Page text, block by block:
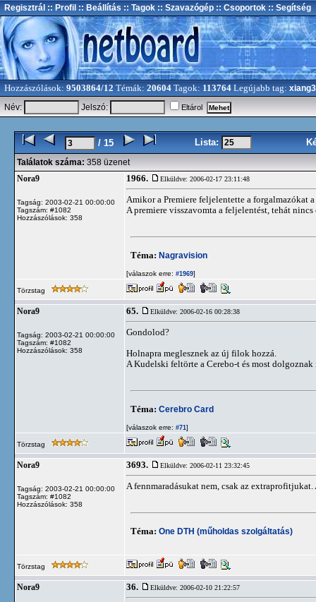
Regisztrál :: Profil :: Beállítás :: Tagok :: Szavazógép :: Csoportok :: Segítség
Hozzászólások: 9503864/12 Témák: 20604 Tagok: 113764 Legújabb tag:
Név:
Jelszó: Eltárol
/ 15 Lista:
Találatok száma: 358 üzenet
Nora9
Tagság: 2003-02-21 00:00:00
Tagszám: #1082
Hozzászólások: 358
1966. Elküldve: 2006-02-17 23:11:48
Amikor a Premiere feljelentette a forgalmazókat
A premiere visszavomta a feljelentést, tehát nincs
Téma: Nagravision
[válaszok erre: #1969]
Törzstag
Nora9
Tagság: 2003-02-21 00:00:00
Tagszám: #1082
Hozzászólások: 358
65. Elküldve: 2006-02-16 00:28:38
Gondolod?
Holnapra meglesznek az új filok hozzá.
A Kudelski feltörte a Cerebo-t és most
Téma: Cerebro Card
[válaszok erre: #71]
Törzstag
Nora9
Tagság: 2003-02-21 00:00:00
Tagszám: #1082
Hozzászólások: 358
3693. Elküldve: 2006-02-11 23:32:45
A fennmaradásukat nem, csak az
Téma: One DTH (műholdas szolgáltatás)
Törzstag
Nora9 36. Elküldve: 2006-02-10 21:22:57